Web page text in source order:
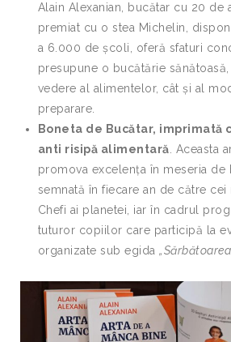
Alain Alexanian, bucătar cu 20 de
premiat cu o stea Michelin,
a 6.000 de școli, oferă sfaturi
presupune o bucătărie
vedere al alimentelor, cât și al
preparare.
Boneta de Bucătar, imprimată
anti risipă alimentară . Aceasta
promova excelența în meseria de
semnată în fiecare an de către cei
Chefi ai planetei, iar în cadrul
tuturor copiilor care participă la
organizate sub egida